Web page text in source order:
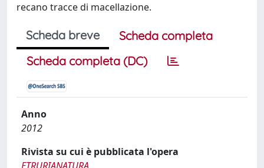
recano tracce di macellazione.
Scheda breve
Scheda completa
Scheda completa (DC)
Anno
2012
Rivista su cui è pubblicata l'opera